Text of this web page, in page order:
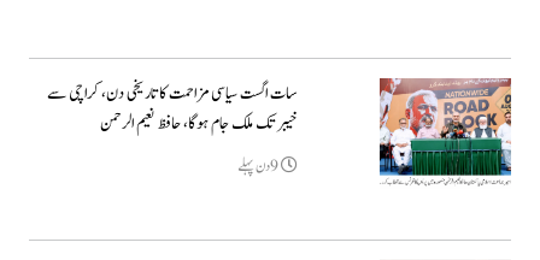
سات اگست سیاسی مزاحمت کا تاریخی دن، کراچی سے
خیبر تک ملک جام ہوگا، حافظ نعیم الرحمن
9دن پہلے